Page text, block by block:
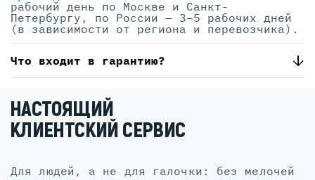
рабочий день по Москве и Санкт-
Петербургу, по России — 3–5 рабочих дней
(в зависимости от региона и перевозчика).
Что входит в гарантию?
НАСТОЯЩИЙ
КЛИЕНТСКИЙ СЕРВИС
для людей, а не для галочки: без мелочей